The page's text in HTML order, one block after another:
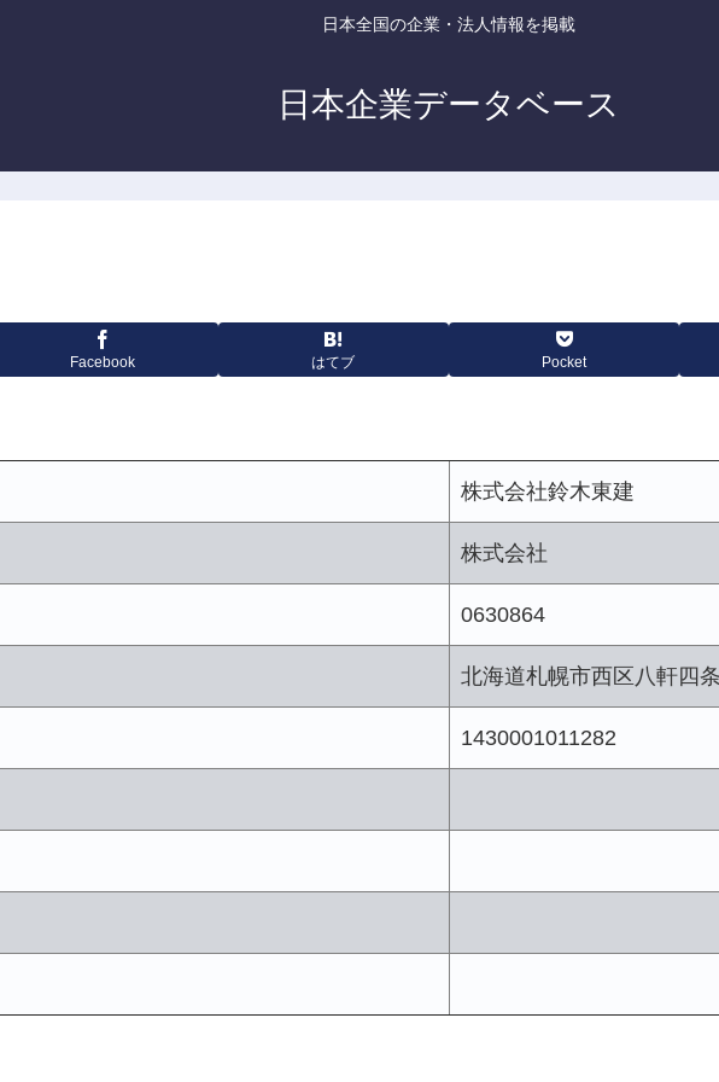
日本全国の企業・法人情報を掲載
日本企業データベース
Facebook はてブ Pocket
株式会社鈴木東建
株式会社
0630864
北海道札幌市西区八軒四
1430001011282